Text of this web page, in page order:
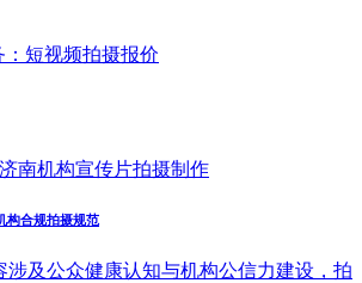
短视频拍摄报价
构合规拍摄规范
涉及公众健康认知与机构公信力建设，拍